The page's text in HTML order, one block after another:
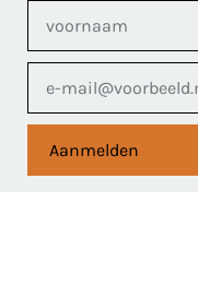
Aanmelden